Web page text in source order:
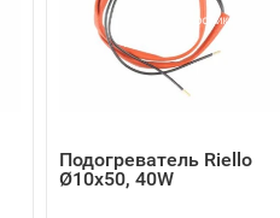
Подогреватель Riello
Ø10x50, 40W